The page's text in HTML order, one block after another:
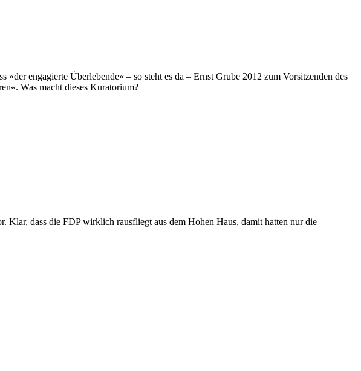
engagierte Überlebende« – so steht es da – Ernst Grube 2012 zum Vorsitzenden des
Was macht dieses Kuratorium?
Klar, dass die FDP wirklich rausfliegt aus dem Hohen Haus, damit hatten nur die